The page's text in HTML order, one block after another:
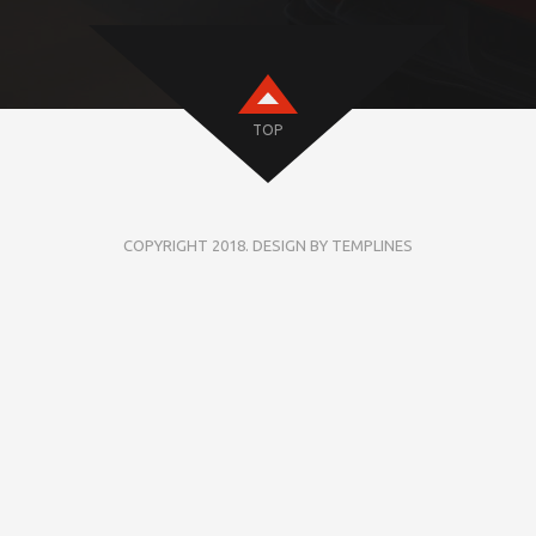
TOP
COPYRIGHT 2018. DESIGN BY TEMPLINES